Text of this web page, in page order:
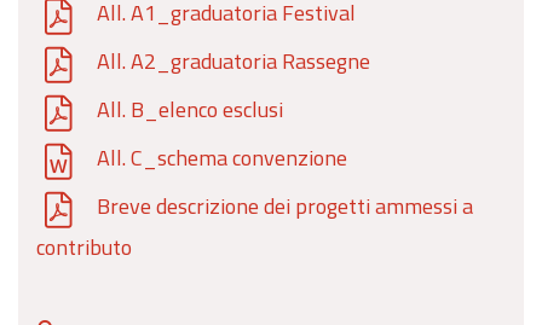
All. A1_graduatoria Festival
All. A2_graduatoria Rassegne
All. B_elenco esclusi
All. C_schema convenzione
Breve descrizione dei progetti ammessi a
contributo